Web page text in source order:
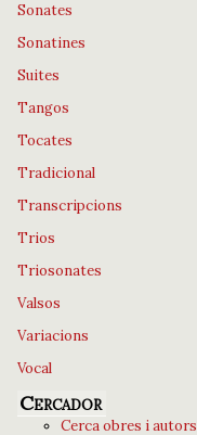
Sonates
Sonatines
Suites
Tangos
Tocates
Tradicional
Transcripcions
Trios
Triosonates
Valsos
Variacions
Vocal
Cercador
Cerca obres i autors